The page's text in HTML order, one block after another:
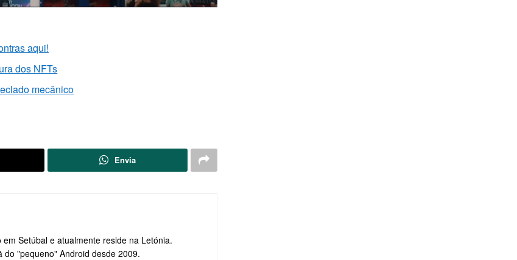
aqui!
dos NFTs
mecânico
Envia
Setúbal e atualmente reside na Letónia.
"pequeno" Android desde 2009.